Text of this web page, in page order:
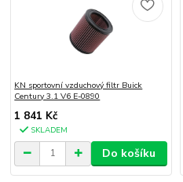
KN sportovní vzduchový filtr Buick
Century 3.1 V6 E-0890
1 841 Kč
SKLADEM
Do košíku